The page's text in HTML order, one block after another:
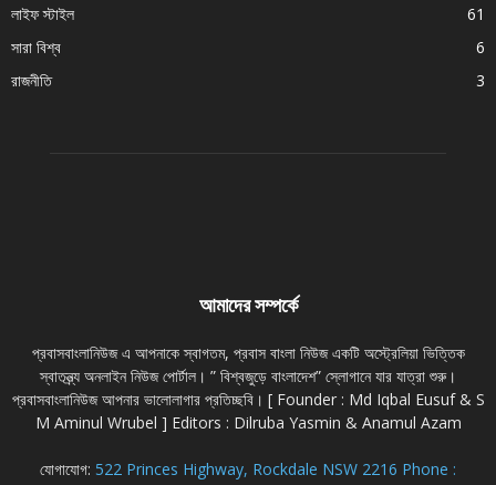
লাইফ স্টাইল
61
সারা বিশ্ব
6
রাজনীতি
3
আমাদের সম্পর্কে
প্রবাসবাংলানিউজ এ আপনাকে স্বাগতম, প্রবাস বাংলা নিউজ একটি অস্ট্রেলিয়া ভিত্তিক
স্বাতন্ত্র্য অনলাইন নিউজ পোর্টাল। ” বিশ্বজুড়ে বাংলাদেশ” স্লোগানে যার যাত্রা শুরু।
প্রবাসবাংলানিউজ আপনার ভালোলাগার প্রতিচ্ছবি। [ Founder : Md Iqbal Eusuf & S
M Aminul Wrubel ] Editors : Dilruba Yasmin & Anamul Azam
যোগাযোগ: 522 Princes Highway, Rockdale NSW 2216 Phone :